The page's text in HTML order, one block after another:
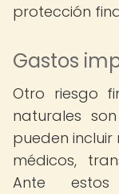
protección
Gastos
Otro riesgo
naturales
pueden
médicos,
Ante